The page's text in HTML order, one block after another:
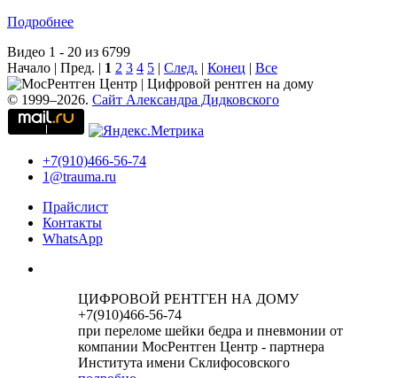
Подробнее
Видео 1 - 20 из 6799
Начало | Пред. | 1 2 3 4 5 | След. | Конец | Все
© 1999–2026. Сайт Александра Дидковского
+7(910)466-56-74
1@trauma.ru
Прайслист
Контакты
WhatsApp
ЦИФРОВОЙ РЕНТГЕН НА ДОМУ
+7(910)466-56-74
при переломе шейки бедра и пневмонии от
компании МосРентген Центр - партнера
Института имени Склифосовского